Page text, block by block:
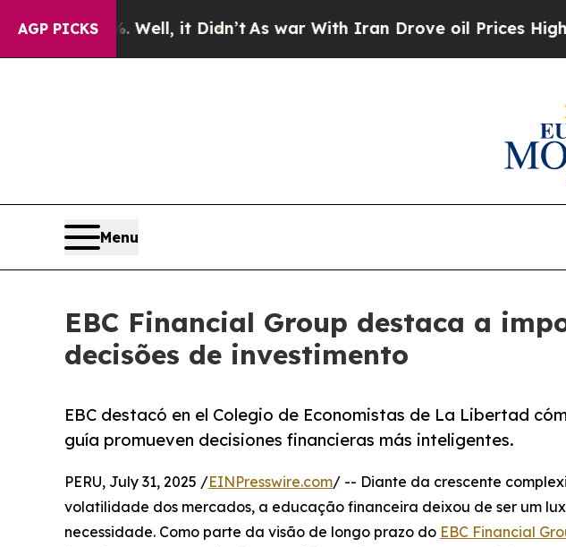
AGP PICKS
Well, it Didn’tAs war With Iran Drove oil Prices Higher,
Menu
EBC Financial Group destaca a
decisões de investimento
EBC destacó en el Colegio de Economistas de La Libertad
guía promueven decisiones financieras más inteligentes.
PERU, July 31, 2025 /EINPresswire.com/ -- Diante da crescente
volatilidade dos mercados, a educação financeira deixou de ser um
necessidade. Como parte da visão de longo prazo do EBC Financial